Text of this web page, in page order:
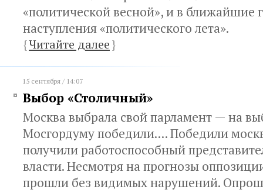
«политической весной», и в ближайшие
наступления «политического лета».
{Читайте далее}
15 сентября / 14:07
Выбор «Столичный»
Москва выбрала свой парламент — на
Мосгордуму победили.... Победили
получили работоспособный
власти. Несмотря на прогнозы
прошли без видимых нарушений.